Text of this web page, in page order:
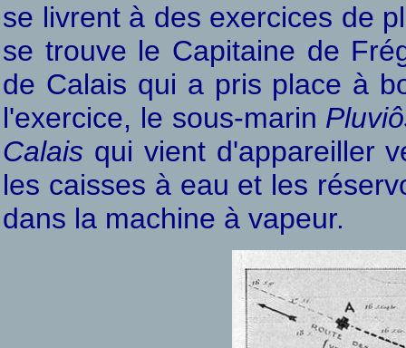
se livrent à des exercices de
se trouve le Capitaine de
de Calais qui a pris place à
l'exercice, le sous-marin
Calais qui vient d'appareiller
les caisses à eau et les
dans la machine à vapeur.